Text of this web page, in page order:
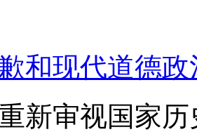
和现代道德政
新审视国家